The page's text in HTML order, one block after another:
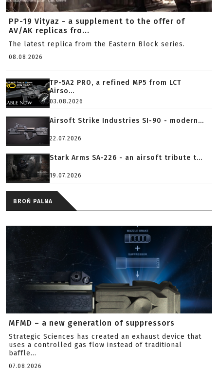
PP-19 Vityaz - a supplement to the offer of
AV/AK replicas fro...
The latest replica from the Eastern Block series.
08.08.2026
TP-5A2 PRO, a refined MP5 from LCT
Airso...
03.08.2026
Airsoft Strike Industries SI-90 - modern...
22.07.2026
Stark Arms SA-226 - an airsoft tribute t...
19.07.2026
BROŃ PALNA
MFMD – a new generation of suppressors
Strategic Sciences has created an exhaust device that
uses a controlled gas flow instead of traditional
baffle...
07.08.2026